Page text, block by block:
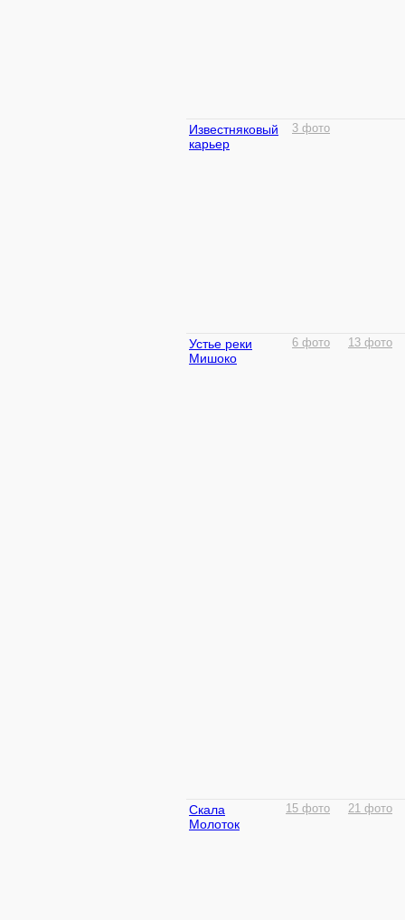
Известняковый
карьер
3 фото
Устье реки
Мишоко
6 фото 13 фото
Скала
Молоток
15 фото 21 фото